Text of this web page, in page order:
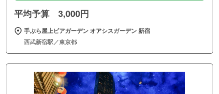
平均予算 3,000円
手ぶら屋上ビアガーデン オアシスガーデン 新宿
西武新宿駅／東京都